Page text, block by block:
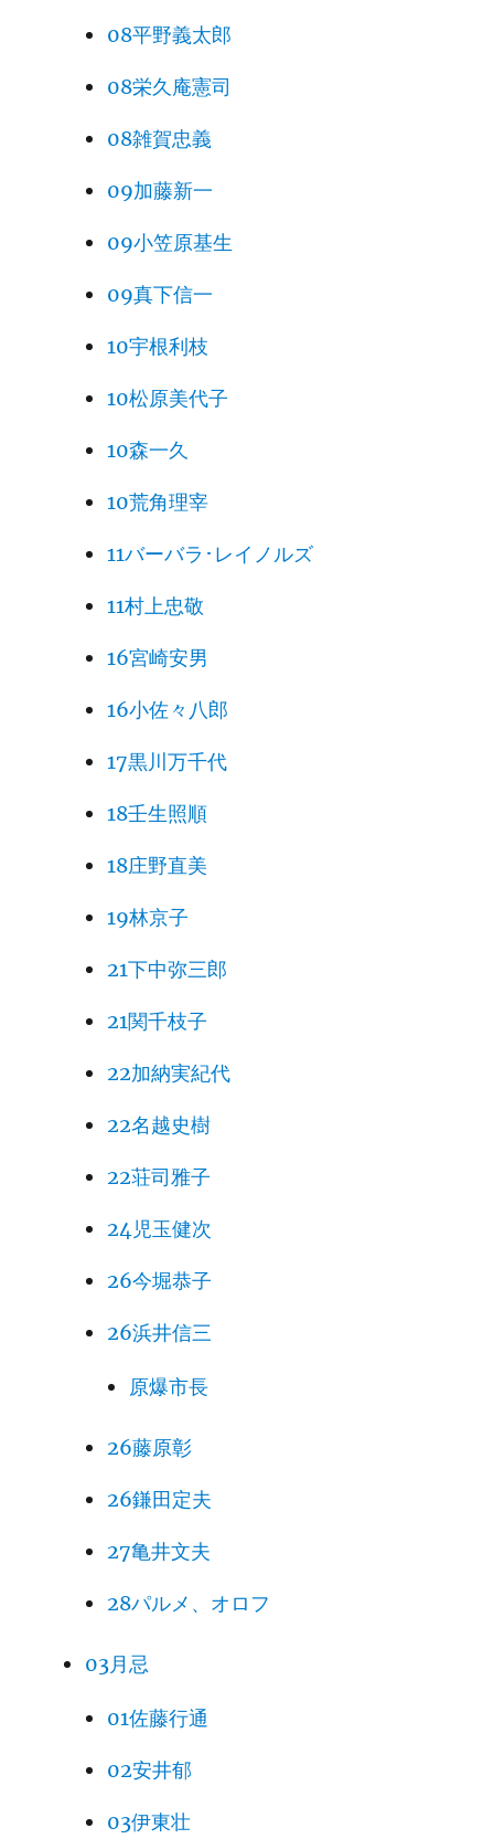
08平野義太郎
08栄久庵憲司
08雑賀忠義
09加藤新一
09小笠原基生
09真下信一
10宇根利枝
10松原美代子
10森一久
10荒角理宰
11バーバラ･レイノルズ
11村上忠敬
16宮崎安男
16小佐々八郎
17黒川万千代
18壬生照順
18庄野直美
19林京子
21下中弥三郎
21関千枝子
22加納実紀代
22名越史樹
22荘司雅子
24児玉健次
26今堀恭子
26浜井信三
原爆市長
26藤原彰
26鎌田定夫
27亀井文夫
28パルメ、オロフ
03月忌
01佐藤行通
02安井郁
03伊東壮